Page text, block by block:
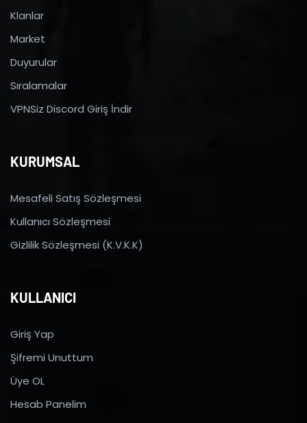
Klanlar
Market
Duyurular
Sıralamalar
VPNSiz Discord Giriş İndir
KURUMSAL
Mesafeli Satış Sözleşmesi
Kullanıcı Sözleşmesi
Gizlilik Sözleşmesi (K.V.K.K)
KULLANICI
Giriş Yap
Şifremi Unuttum
Üye OL
Hesab Panelim